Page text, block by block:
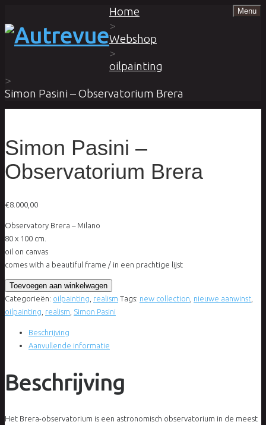
Menu
Home
>
Webshop
>
oilpainting
>
Simon Pasini – Observatorium Brera
Simon Pasini –
Observatorium Brera
€8.000,00
Observatory Brera – Milano
80 x 100 cm.
oil on canvas
comes with a beautiful frame / in een prachtige lijst
Simon
Pasini
-
Toevoegen aan winkelwagen
Categorieën: oilpainting realism Tags: new collection nieuwe aanwinst
oilpainting realism Simon Pasini
Beschrijving
Aanvullende informatie
Beschrijving
Het Brera-observatorium is een astronomisch observatorium in de meest